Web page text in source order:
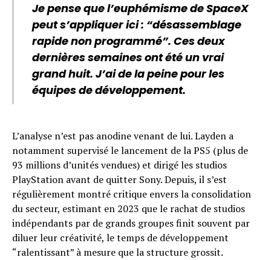
Je pense que l’euphémisme de SpaceX
peut s’appliquer ici : “désassemblage
rapide non programmé”. Ces deux
dernières semaines ont été un vrai
grand huit. J’ai de la peine pour les
équipes de développement.
L’analyse n’est pas anodine venant de lui. Layden a
notamment supervisé le lancement de la PS5 (plus de
93 millions d’unités vendues) et dirigé les studios
PlayStation avant de quitter Sony. Depuis, il s’est
régulièrement montré critique envers la consolidation
du secteur, estimant en 2023 que le rachat de studios
indépendants par de grands groupes finit souvent par
diluer leur créativité, le temps de développement
“ralentissant” à mesure que la structure grossit.